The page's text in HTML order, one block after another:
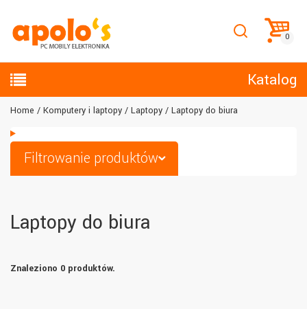
Katalog
Home Komputery i laptopy Laptopy Laptopy do biura
Filtrowanie produktów
Laptopy do biura
Znaleziono 0 produktów.